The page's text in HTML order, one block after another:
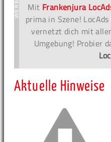
Mit Frankenjura
prima in Szene!
vernetzt dich mit
Umgebung! Probier
Aktuelle Hinweise